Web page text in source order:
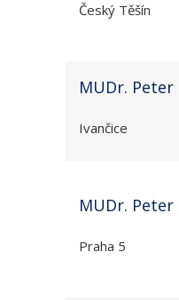
Český Těšín
MUDr. Peter
Ivančice
MUDr. Peter
Praha 5